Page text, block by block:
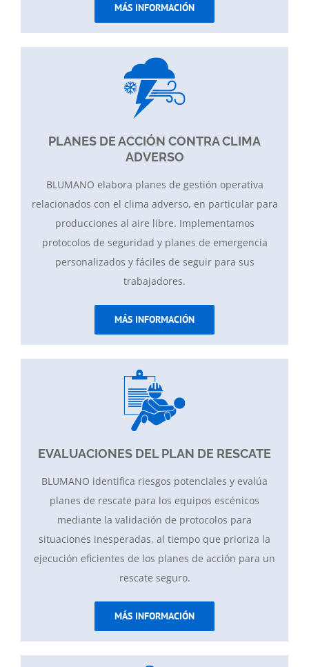
MÁS INFORMACIÓN
PLANES DE ACCIÓN CONTRA CLIMA
ADVERSO
BLUMANO elabora planes de gestión operativa
relacionados con el clima adverso, en particular para
producciones al aire libre. Implementamos
protocolos de seguridad y planes de emergencia
personalizados y fáciles de seguir para sus
trabajadores.
MÁS INFORMACIÓN
EVALUACIONES DEL PLAN DE RESCATE
BLUMANO identifica riesgos potenciales y evalúa
planes de rescate para los equipos escénicos
mediante la validación de protocolos para
situaciones inesperadas, al tiempo que prioriza la
ejecución eficientes de los planes de acción para un
rescate seguro.
MÁS INFORMACIÓN